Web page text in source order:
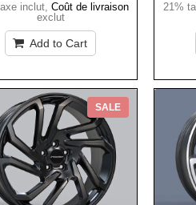
inclut, Coût de livraison
exclut
Add to Cart
21%
SALE